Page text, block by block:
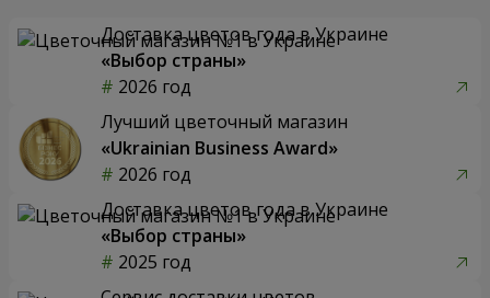
Доставка цветов года в Украине
«Выбор страны»
2026 год
Лучший цветочный магазин
«Ukrainian Business Award»
2026 год
Доставка цветов года в Украине
«Выбор страны»
2025 год